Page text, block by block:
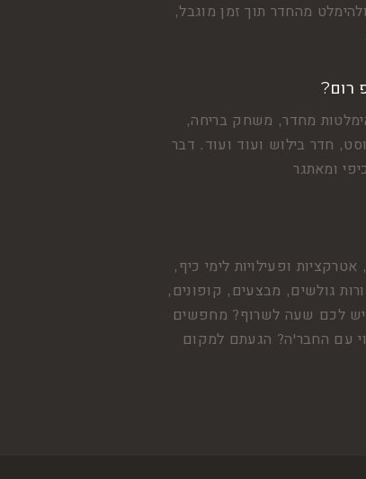
מהחדר תוך זמן מוגבל,
רום?
מחדר, משחק בריחה,
חדר בילוש ועוד ועוד. דבר
ומאתגר
ופעילויות לימי כיף,
גולשים, מבצעים, קופונים,
יש לכם שעה לשרוף? מחפשים
עם החבר'ה? הגעתם למקום